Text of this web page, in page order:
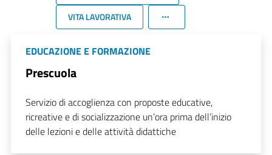
VITA LAVORATIVA
EDUCAZIONE E FORMAZIONE
Prescuola
Servizio di accoglienza con proposte educative,
ricreative e di socializzazione un’ora prima dell’inizio
delle lezioni e delle attività didattiche